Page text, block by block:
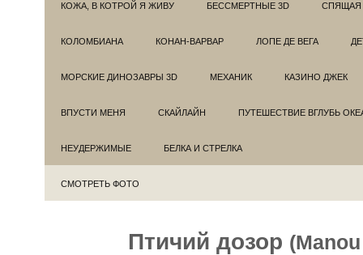
КОЖА, В КОТРОЙ Я ЖИВУ БЕССМЕРТНЫЕ 3D СПЯЩАЯ
КОЛОМБИАНА КОНАН-ВАРВАР ЛОПЕ ДЕ ВЕГА
МОРСКИЕ ДИНОЗАВРЫ 3D МЕХАНИК КАЗИНО ДЖЕК
ВПУСТИ МЕНЯ СКАЙЛАЙН ПУТЕШЕСТВИЕ ВГЛУБЬ
НЕУДЕРЖИМЫЕ БЕЛКА И СТРЕЛКА
СМОТРЕТЬ ФОТО
Птичий дозор